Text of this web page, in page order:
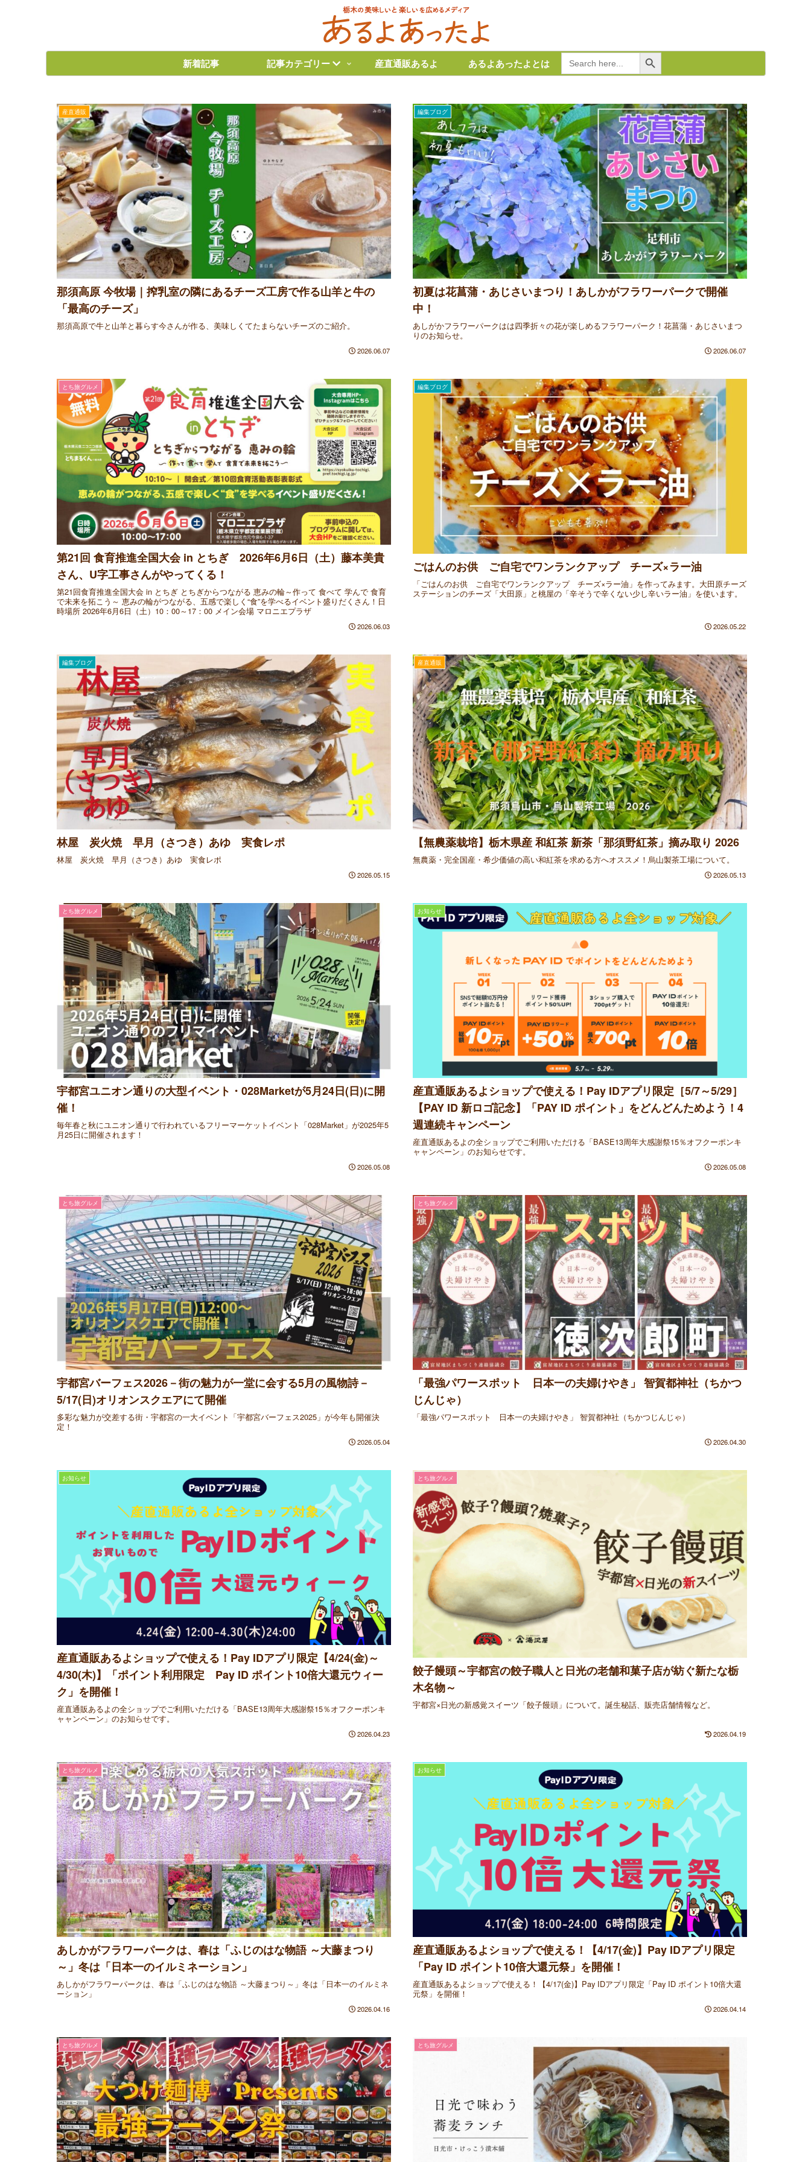
新着記事 記事カテゴリー 産直通販あるよ あるよあったよとは Search
for:
Search Button
産直通販
那須高原 今牧場｜搾乳室の隣にあるチーズ工房で作る山羊と牛の
「最高のチーズ」
那須高原で牛と山羊と暮らす今さんが作る、美味しくてたまらないチーズのご紹介。
2026.06.07
編集ブログ
初夏は花菖蒲・あじさいまつり！あしかがフラワーパークで開催
中！
あしがかフラワーパークはは四季折々の花が楽しめるフラワーパーク！花菖蒲・あじさいまつ
りのお知らせ。
2026.06.07
とち旅グルメ
第21回 食育推進全国大会 in とちぎ 2026年6月6日（土）藤本美貴
さん、U字工事さんがやってくる！
第21回食育推進全国大会 in とちぎ とちぎからつながる 恵みの輪～作って 食べて 学んで 食育
で未来を拓こう～ 恵みの輪がつながる、五感で楽しく“食”を学べるイベント盛りだくさん！日
時場所 2026年6月6日（土）10：00～17：00 メイン会場 マロニエプラザ
2026.06.03
編集ブログ
ごはんのお供 ご自宅でワンランクアップ チーズ×ラー油
「ごはんのお供 ご自宅でワンランクアップ チーズ×ラー油」を作ってみます。大田原チーズ
ステーションのチーズ「大田原」と桃屋の「辛そうで辛くない少し辛いラー油」を使います。
2026.05.22
編集ブログ
林屋 炭火焼 早月（さつき）あゆ 実食レポ
林屋 炭火焼 早月（さつき）あゆ 実食レポ
2026.05.15
産直通販
【無農薬栽培】栃木県産 和紅茶 新茶「那須野紅茶」摘み取り 2026
無農薬・完全国産・希少価値の高い和紅茶を求める方へオススメ！烏山製茶工場について。
2026.05.13
とち旅グルメ
宇都宮ユニオン通りの大型イベント・028Marketが5月24日(日)に開
催！
毎年春と秋にユニオン通りで行われているフリーマーケットイベント「028Market」が2025年5
月25日に開催されます！
2026.05.08
お知らせ
産直通販あるよショップで使える！Pay IDアプリ限定［5/7～5/29］
【PAY ID 新ロゴ記念】「PAY ID ポイント」をどんどんためよう！4
週連続キャンペーン
産直通販あるよの全ショップでご利用いただける「BASE13周年大感謝祭15％オフクーポンキ
ャャンペーン」のお知らせです。
2026.05.08
とち旅グルメ
宇都宮バーフェス2026－街の魅力が一堂に会する5月の風物詩－
5/17(日)オリオンスクエアにて開催
多彩な魅力が交差する街・宇都宮の一大イベント「宇都宮バーフェス2025」が今年も開催決
定！
2026.05.04
とち旅グルメ
「最強パワースポット 日本一の夫婦けやき」 智賀都神社（ちかつ
じんじゃ）
「最強パワースポット 日本一の夫婦けやき」 智賀都神社（ちかつじんじゃ）
2026.04.30
お知らせ
産直通販あるよショップで使える！Pay IDアプリ限定【4/24(金)～
4/30(木)】「ポイント利用限定 Pay ID ポイント10倍大還元ウィー
ク」を開催！
産直通販あるよの全ショップでご利用いただける「BASE13周年大感謝祭15％オフクーポンキ
ャャンペーン」のお知らせです。
2026.04.23
とち旅グルメ
餃子饅頭～宇都宮の餃子職人と日光の老舗和菓子店が紡ぐ新たな栃
木名物～
宇都宮×日光の新感覚スイーツ「餃子饅頭」について。誕生秘話、販売店舗情報など。
2026.04.19
とち旅グルメ
あしかがフラワーパークは、春は「ふじのはな物語 ～大藤まつり
～」冬は「日本一のイルミネーション」
あしかがフラワーパークは、春は「ふじのはな物語 ～大藤まつり～」冬は「日本一のイルミネ
ーション」
2026.04.16
お知らせ
産直通販あるよショップで使える！【4/17(金)】Pay IDアプリ限定
「Pay ID ポイント10倍大還元祭」を開催！
産直通販あるよショップで使える！【4/17(金)】Pay IDアプリ限定「Pay ID ポイント10倍大還
元祭」を開催！
2026.04.14
とち旅グルメ とち旅グルメ